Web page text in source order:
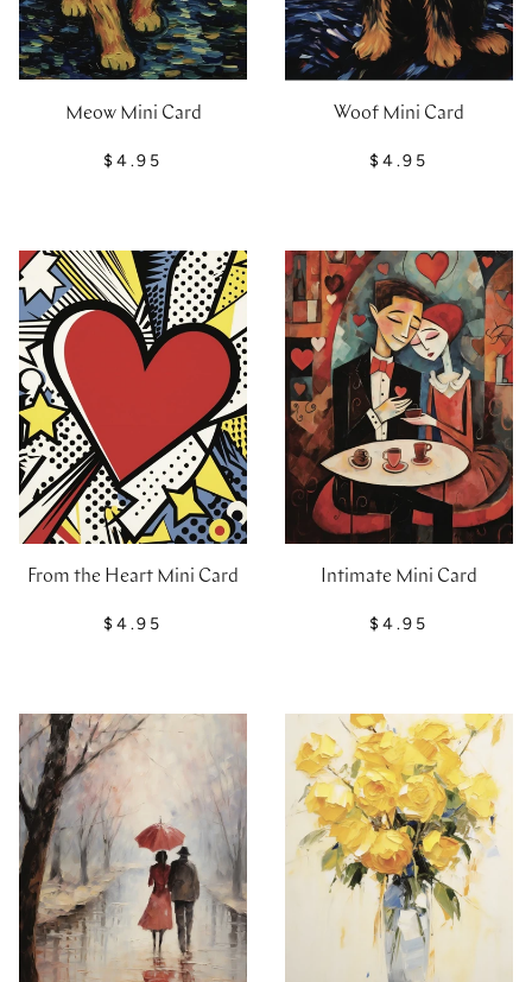
Meow Mini Card
$4.95
Woof Mini Card
$4.95
From the Heart Mini Card
$4.95
Intimate Mini Card
$4.95